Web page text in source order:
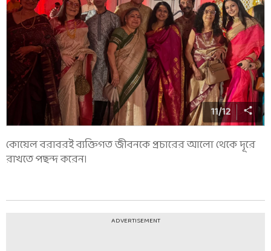
11/12
কোয়েল বরাবরই ব্যক্তিগত জীবনকে প্রচারের আলো থেকে দূরে
রাখতে পছন্দ করেন।
ADVERTISEMENT